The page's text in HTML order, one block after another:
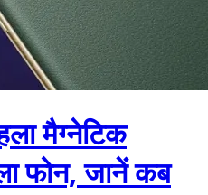
मैग्नेटिक
फोन, जानें कब